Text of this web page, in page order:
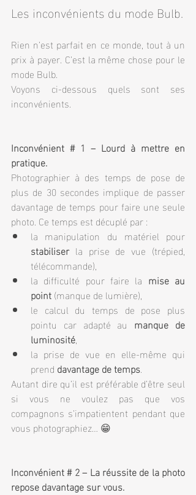
Les inconvénients du mode Bulb.
Rien n’est parfait en ce monde, tout à un
prix à payer. C’est la même chose pour le
mode Bulb.
Voyons ci-dessous quels sont ses
inconvénients.
Inconvénient # 1 – Lourd à mettre en
pratique.
Photographier à des temps de pose de
plus de 30 secondes implique de passer
davantage de temps pour faire une seule
photo. Ce temps est décuplé par :
stabiliser la prise de vue (trépied,
télécommande),
la difficulté pour faire la mise au
point (manque de lumière),
le calcul du temps de pose plus
pointu car adapté au manque de
luminosité,
la prise de vue en elle-même qui
prend davantage de temps.
Autant dire qu’il est préférable d’être seul
si vous ne voulez pas que vos
compagnons s’impatientent pendant que
vous photographiez… 😁
Inconvénient # 2 – La réussite de la photo
repose davantage sur vous.